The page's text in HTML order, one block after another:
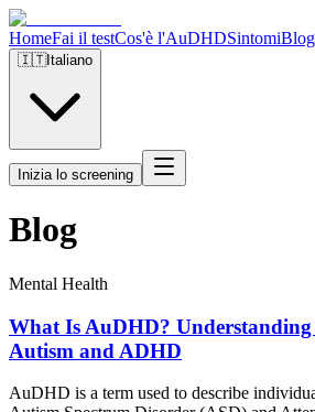
HomeFai il testCos'è l'AuDHDSintomiBlog
🇮🇹Italiano
Inizia lo screening
Blog
Mental Health
What Is AuDHD?
Autism and ADHD
AuDHD is a term used to describe